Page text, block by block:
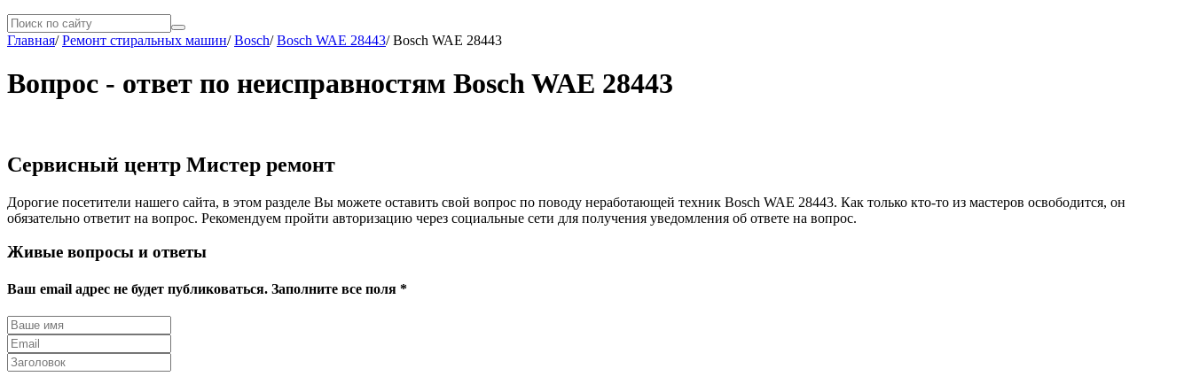
Главная/Ремонт стиральных машин/Bosch/Bosch WAE 28443/Bosch WAE 28443
Вопрос - ответ по неисправностям Bosch WAE 28443
Сервисный центр Мистер ремонт
Дорогие посетители нашего сайта, в этом разделе Вы можете оставить свой вопрос по поводу неработающей техник Bosch WAE 28443. Как только кто-то из мастеров освободится, он
обязательно ответит на вопрос. Рекомендуем пройти авторизацию через социальные сети для получения уведомления об ответе на вопрос.
Живые вопросы и ответы
Ваш email адрес не будет публиковаться. Заполните все поля *